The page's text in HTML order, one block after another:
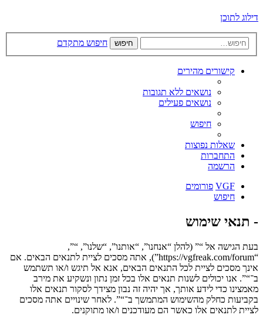
דילוג לתוכן
חיפוש חיפוש מתקדם
קישורים מהירים
נושאים ללא תגובות
נושאים פעילים
חיפוש
שאלות נפוצות
התחברות
הרשמה
VGF פורומים
חיפוש
- תנאי שימוש
בעת הגישה אל “” (להלן “אנחנו”, “אותנו”, “שלנו”, “”,
“https://vgfreak.com/forum”), אתה מסכים לציית לתנאים הבאים. אם
אינך מסכים לציית לכל התנאים הבאים, אנא אל תיגש ו/או תשתמש
ב־“”. אנו יכולים לשנות תנאים אלו בכל זמן נתון ונשקיע את מירב
מאמצינו כדי לידע אותך, אך יהיה זה נבון מצידך לסקור תנאים אלו
בקביעות כחלק מהשימוש המתמשך ב־“”. לאחר שינויים אתה מסכים
לציית לתנאים אלו כאשר הם מעודכנים ו/או מתוקנים.